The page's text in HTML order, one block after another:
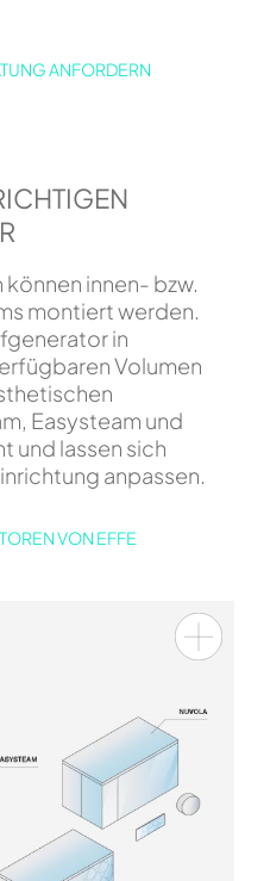
ANFORDERN
innen- bzw.
montiert werden.
in
Volumen
Easysteam und
und lassen sich
anpassen.
VON EFFE